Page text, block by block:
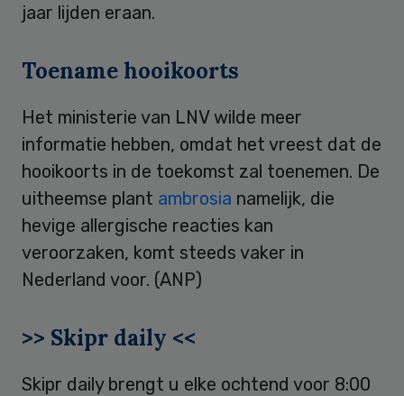
jaar lijden eraan.
Toename hooikoorts
Het ministerie van LNV wilde meer
informatie hebben, omdat het vreest dat de
hooikoorts in de toekomst zal toenemen. De
uitheemse plant ambrosia namelijk, die
hevige allergische reacties kan
veroorzaken, komt steeds vaker in
Nederland voor. (ANP)
>> Skipr daily <<
Skipr daily brengt u elke ochtend voor 8:00